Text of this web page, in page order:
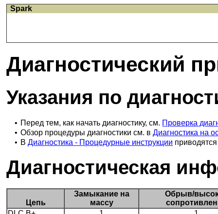
Spark
Диагностический
Указания по
• Перед тем, как начать диагностику, см. Проверка
• Обзор процедуры диагностики см. вДиагностика на
• ВДиагностика - Процедурные инструкции
Диагностическая
Цепь
Замыкание на
массу
Обрыв/